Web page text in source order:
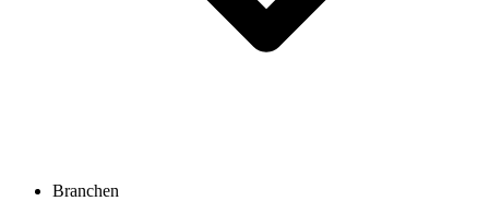
Branchen